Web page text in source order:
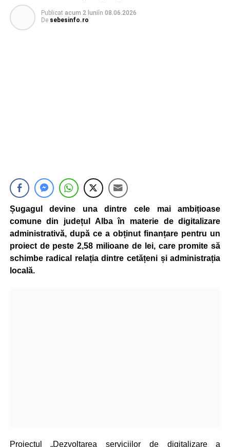
Publicat acum 2 luniîn 08.06.2026
De sebesinfo.ro
Șugagul devine una dintre cele mai ambițioase
comune din județul Alba în materie de digitalizare
administrativă, după ce a obținut finanțare pentru un
proiect de peste 2,58 milioane de lei, care promite să
schimbe radical relația dintre cetățeni și administrația
locală.
Proiectul „Dezvoltarea serviciilor de digitalizare a